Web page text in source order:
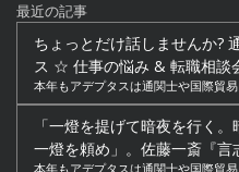
最近の記事
ちょっとだけ話しませんか?
ス ☆ 仕事の悩み & 転職相談
本年もアデプタスは通関士や国際貿
「一燈を提げて暗夜を行く
一燈を頼め」。佐藤一斎『言
本年もアデプタスは通関士や国際貿